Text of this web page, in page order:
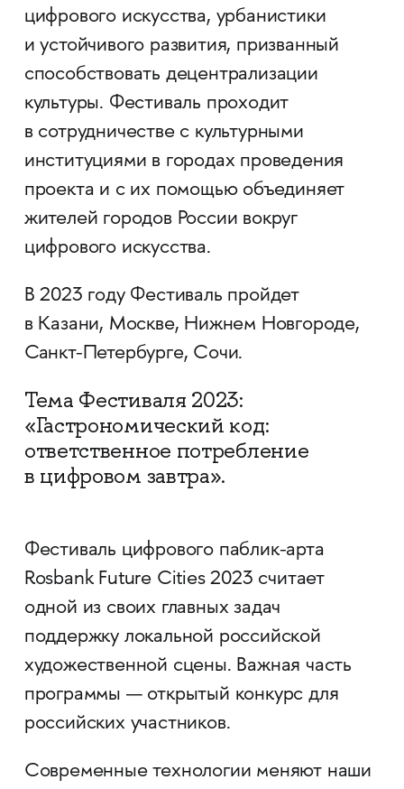
цифрового искусства, урбанистики
и устойчивого развития, призванный
способствовать децентрализации
культуры. Фестиваль проходит
в сотрудничестве с культурными
институциями в городах проведения
проекта и с их помощью объединяет
жителей городов России вокруг
цифрового искусства.
В 2023 году Фестиваль пройдет
в Казани, Москве, Нижнем Новгороде,
Санкт-Петербурге, Сочи.
Тема Фестиваля 2023:
«Гастрономический код:
ответственное потребление
в цифровом завтра».
Фестиваль цифрового паблик-арта
Rosbank Future Cities 2023 считает
одной из своих главных задач
поддержку локальной российской
художественной сцены. Важная часть
программы — открытый конкурс для
российских участников.
Современные технологии меняют наши